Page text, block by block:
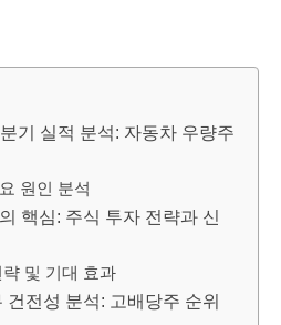
기 실적 분석: 자동차 우량주
원인 분석
핵심: 주식 투자 전략과 신
및 기대 효과
건전성 분석: 고배당주 순위